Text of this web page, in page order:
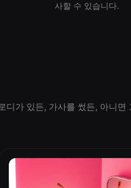
사할 수 있습니다.
디가 있든, 가사를 썼든, 아니